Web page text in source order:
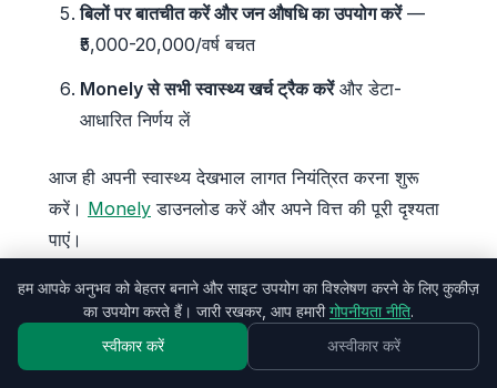
बिलों पर बातचीत करें और जन औषधि का उपयोग करें—
₹5,000-20,000/वर्ष बचत
Monely से सभी स्वास्थ्य खर्च ट्रैक करेंऔर डेटा-
आधारित निर्णय लें
आज ही अपनी स्वास्थ्य देखभाल लागत नियंत्रित करना शुरू
करें। Monely डाउनलोड करें और अपने वित्त की पूरी दृश्यता
पाएं।
अधिक जानकारी के लिए पढ़ें:बिजली बिल कैसे बचाएंऔर
ऑनलाइन खरीदारी में बचत
हम आपके अनुभव को बेहतर बनाने और साइट उपयोग का विश्लेषण करने के लिए कुकीज़
का उपयोग करते हैं। जारी रखकर, आप हमारीगोपनीयता नीति.
स्वीकार करें अस्वीकार करें